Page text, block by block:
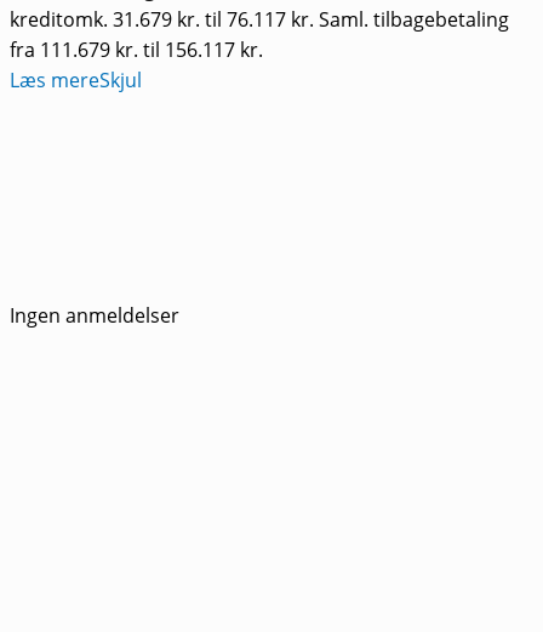
kreditomk. 31.679 kr. til 76.117 kr. Saml. tilbagebetaling
fra 111.679 kr. til 156.117 kr.
Læs mereSkjul
Ingen anmeldelser